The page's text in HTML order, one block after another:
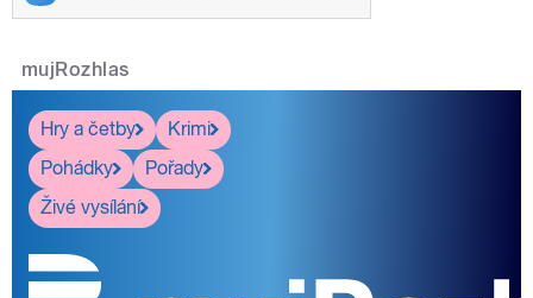
mujRozhlas
Hry a četby
Krimi
Pohádky
Pořady
Živé vysílání